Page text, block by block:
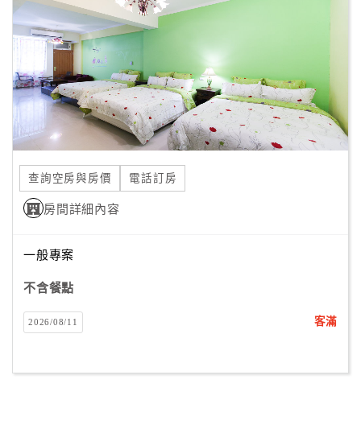
查詢空房與房價 電話訂房
房間詳細內容
一般專案
不含餐點
2026/08/11 客滿